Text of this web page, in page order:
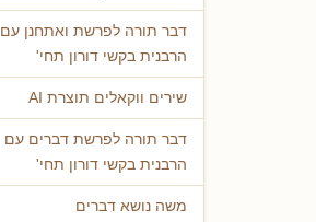
דבר תורה לפרשת ואתחנן עם
הרבנית בקשי דורון תחי'
שירים ווקאלים תוצרת AI
דבר תורה לפרשת דברים עם
הרבנית בקשי דורון תחי'
משה נושא דברים